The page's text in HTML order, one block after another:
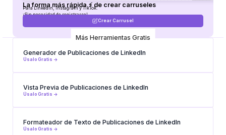
La forma más rápida ⚡ de crear carruseles
Para LinkedIn, Instagram y TikTok.
¡Sin necesidad de registrarse!
Crear Carrusel
Más Herramientas Gratis
Generador de Publicaciones de LinkedIn
Úsalo Gratis ->
Vista Previa de Publicaciones de LinkedIn
Úsalo Gratis ->
Formateador de Texto de Publicaciones de LinkedIn
Úsalo Gratis ->